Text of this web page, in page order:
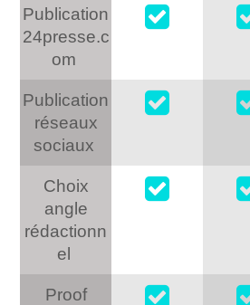
Publication
24presse.c
om
Publication
réseaux
sociaux
Choix
angle
rédactionn
el
Proof